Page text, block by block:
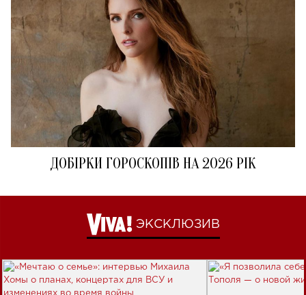
ДОБІРКИ ГОРОСКОПІВ НА 2026 РІК
ЭКСКЛЮЗИВ